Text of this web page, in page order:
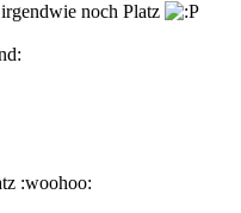
noch Platz
:woohoo: